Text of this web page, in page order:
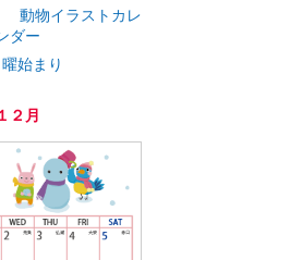
動物イラストカレ
ダー
始まり
２月